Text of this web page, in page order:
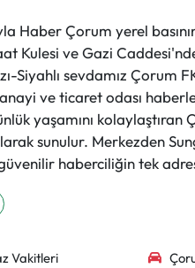
Çorum yerel
Kulesi ve Gazi
Siyahlı sevdamız Çorum
ve ticaret odası
yaşamını kolaylaştıran
sunulur. Merkezden
haberciliğin tek
Vakitleri